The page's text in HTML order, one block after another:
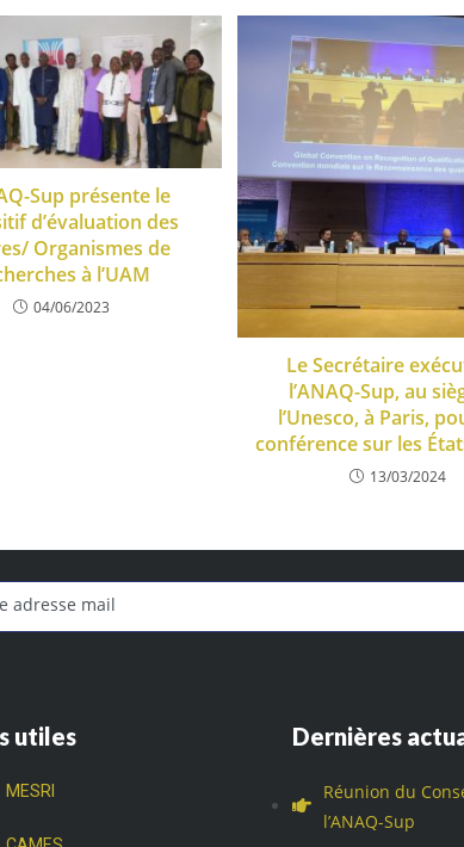
Sup présente le
d’évaluation des
Organismes de
à l’UAM
04/06/2023
Le Secrétaire
l’ANAQ-Sup, au
l’Unesco, à Paris,
conférence sur les
13/03/2024
utiles
MESRI
Dernières
Réunion du
l’ANAQ-Sup